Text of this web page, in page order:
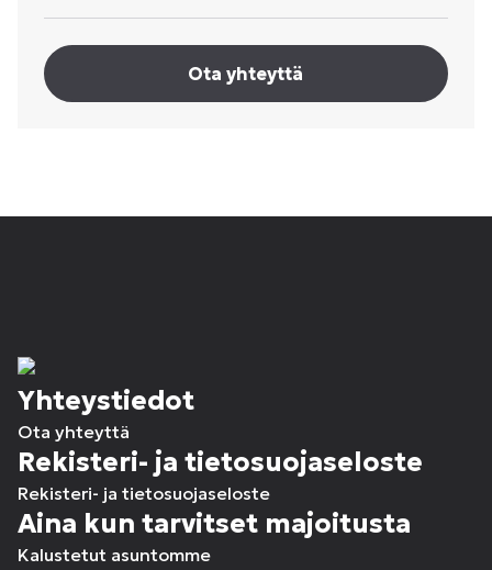
Ota yhteyttä
Yhteystiedot
Ota yhteyttä
Rekisteri- ja tietosuojaseloste
Rekisteri- ja tietosuojaseloste
Aina kun tarvitset majoitusta
Kalustetut asuntomme